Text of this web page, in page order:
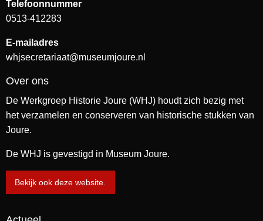
Telefoonnummer
0513-412283
E-mailadres
whjsecretariaat@museumjoure.nl
Over ons
De Werkgroep Historie Joure (WHJ) houdt zich bezig met
het verzamelen en conserveren van historische stukken van
Joure.
De WHJ is gevestigd in Museum Joure.
Bekijk ook deze website.